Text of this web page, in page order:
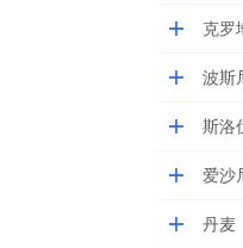
克罗
波斯
斯洛
爱沙
丹麦